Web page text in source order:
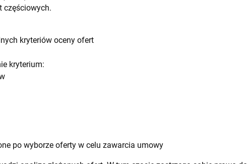
częściowych.
kryteriów oceny ofert
kryterium:
po wyborze oferty w celu zawarcia umowy